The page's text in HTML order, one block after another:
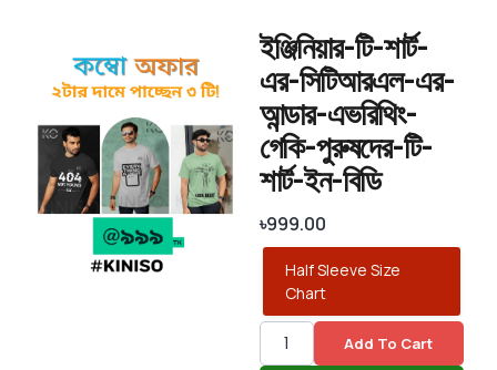
ইঞ্জিনিয়ার-টি-শার্ট-
এর-সিটিআরএল-এর-
আন্ডার-এভরিথিং-
গেকি-পুরুষদের-টি-
শার্ট-ইন-বিডি
৳999.00
Half Sleeve Size
Chart
Add To Cart